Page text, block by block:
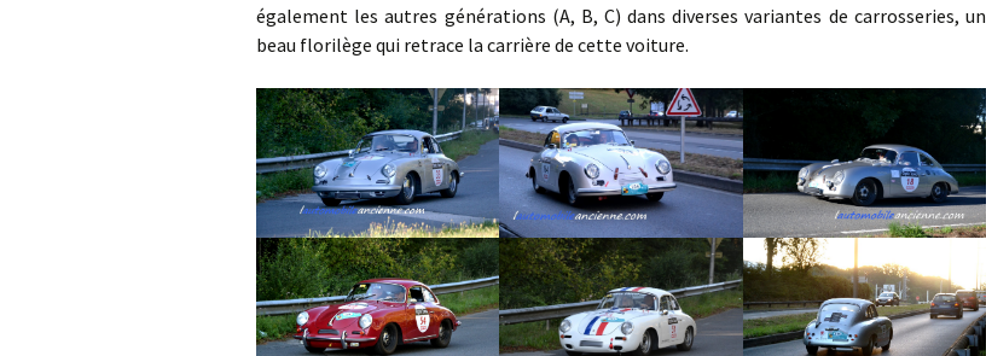
également les autres générations (A, B, C) dans diverses variantes de carrosseries, un
beau florilège qui retrace la carrière de cette voiture.